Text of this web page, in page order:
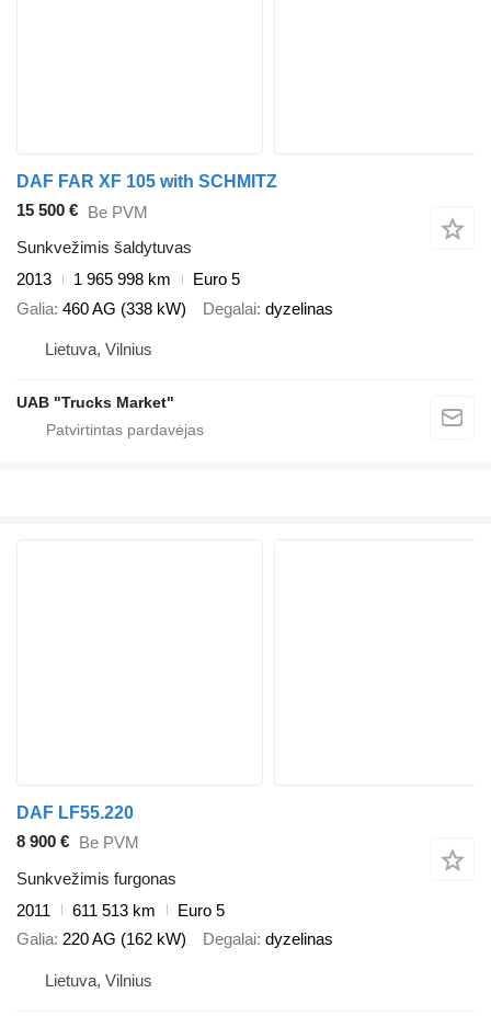
DAF FAR XF 105 with SCHMITZ
15 500 € Be PVM
Sunkvežimis šaldytuvas
2013
1 965 998 km
Euro 5
Galia 460 AG (338 kW) Degalai dyzelinas
Lietuva, Vilnius
UAB "Trucks Market"
DAF LF55.220
8 900 € Be PVM
Sunkvežimis furgonas
2011
611 513 km
Euro 5
Galia 220 AG (162 kW) Degalai dyzelinas
Lietuva, Vilnius